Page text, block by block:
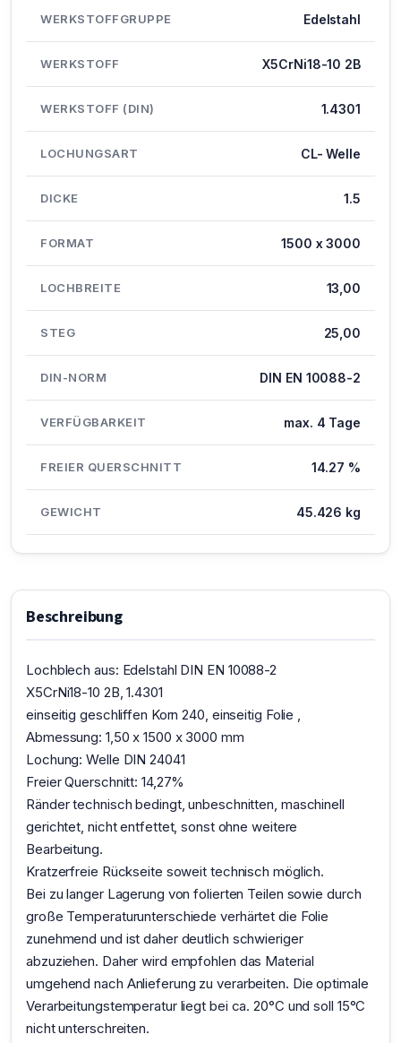
WERKSTOFFGRUPPE Edelstahl
WERKSTOFF X5CrNi18-10 2B
WERKSTOFF (DIN) 1.4301
LOCHUNGSART CL- Welle
DICKE 1.5
FORMAT 1500 x 3000
LOCHBREITE 13,00
STEG 25,00
DIN-NORM DIN EN 10088-2
VERFÜGBARKEIT max. 4 Tage
FREIER QUERSCHNITT 14.27 %
GEWICHT 45.426 kg
Beschreibung
Lochblech aus: Edelstahl DIN EN 10088-2
X5CrNi18-10 2B, 1.4301
einseitig geschliffen Korn 240, einseitig Folie ,
Abmessung: 1,50 x 1500 x 3000 mm
Lochung: Welle DIN 24041
Freier Querschnitt: 14,27%
Ränder technisch bedingt, unbeschnitten, maschinell
gerichtet, nicht entfettet, sonst ohne weitere
Bearbeitung.
Kratzerfreie Rückseite soweit technisch möglich.
Bei zu langer Lagerung von folierten Teilen sowie durch
große Temperaturunterschiede verhärtet die Folie
zunehmend und ist daher deutlich schwieriger
abzuziehen. Daher wird empfohlen das Material
umgehend nach Anlieferung zu verarbeiten. Die optimale
Verarbeitungstemperatur liegt bei ca. 20°C und soll 15°C
nicht unterschreiten.